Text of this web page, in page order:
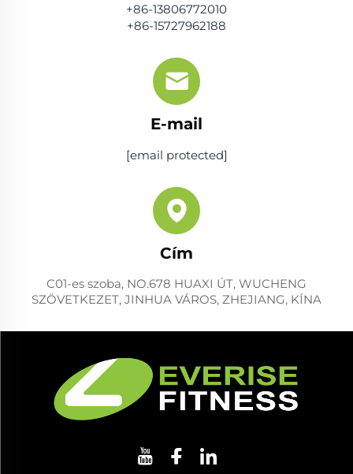
+86-13806772010
+86-15727962188
E-mail
[email protected]
Cím
C01-es szoba, NO.678 HUAXI ÚT, WUCHENG
SZÖVETKEZET, JINHUA VÁROS, ZHEJIANG, KÍNA